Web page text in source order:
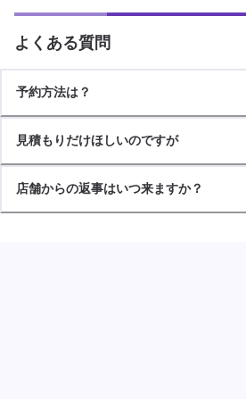
よくある質問
予約方法は？
見積もりだけほしいのですが
店舗からの返事はいつ来ますか？